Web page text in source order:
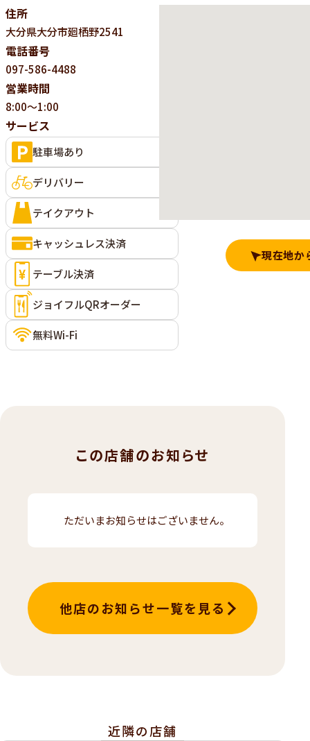
住所
大分県大分市廻栖野2541
電話番号
097-586-4488
営業時間
8:00～1:00
サービス
駐車場あり
デリバリー
テイクアウト
キャッシュレス決済
テーブル決済
ジョイフルQRオーダー
無料Wi-Fi
現在地か
この店舗のお知らせ
ただいまお知らせはございません。
他店のお知らせ一覧を見る
近隣の店舗